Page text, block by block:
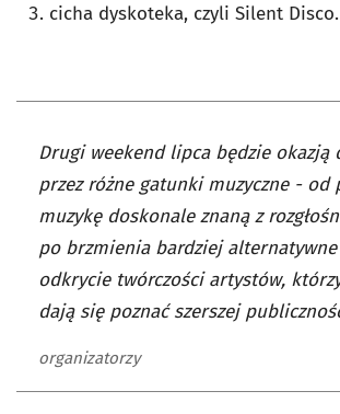
cicha dyskoteka, czyli Silent Disco.
Drugi weekend lipca będzie okazją
przez różne gatunki muzyczne - od
muzykę doskonale znaną z
po brzmienia bardziej alternatywne
odkrycie twórczości artystów,
dają się poznać szerszej
organizatorzy